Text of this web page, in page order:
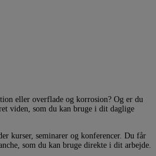
eller overflade og korrosion? Og er du
viden, som du kan bruge i dit daglige
kurser, seminarer og konferencer. Du får
som du kan bruge direkte i dit arbejde.